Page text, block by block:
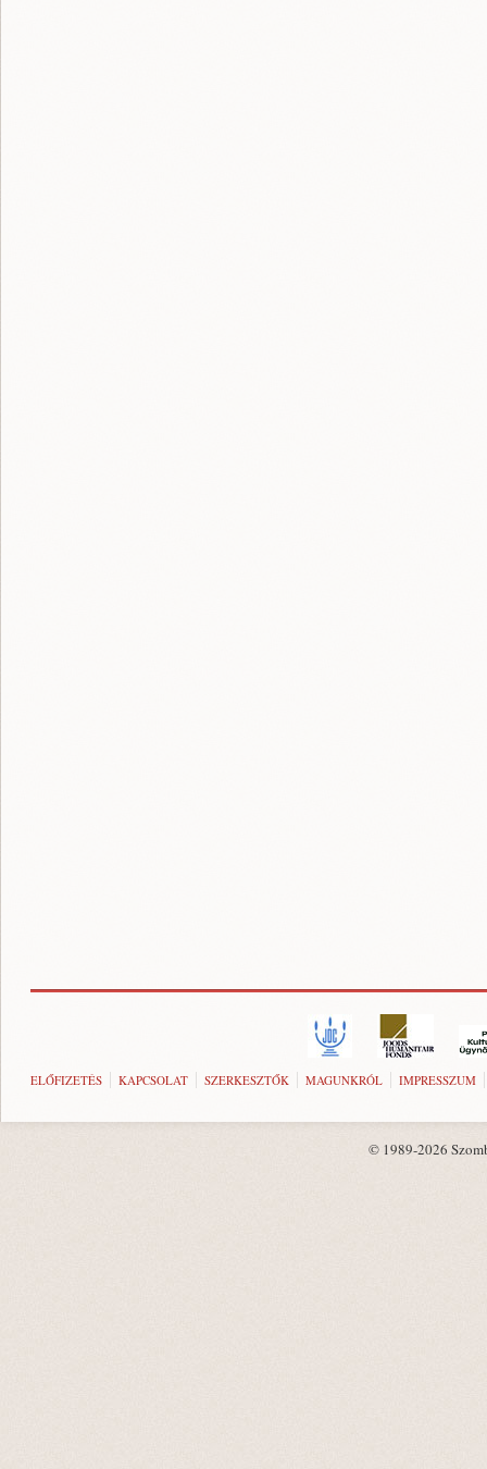
ELŐFIZETÉS KAPCSOLAT SZERKESZTŐK MAGUNKRÓL IMPRESSZUM
© 1989-2026